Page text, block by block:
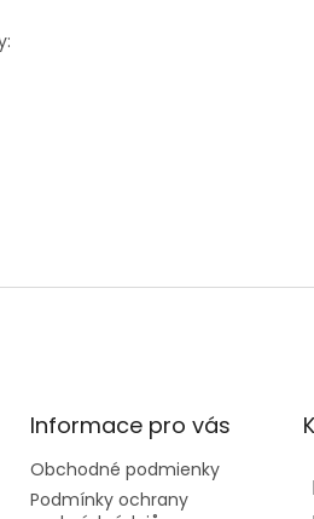
Informace pro vás
Obchodné podmienky
Podmínky ochrany